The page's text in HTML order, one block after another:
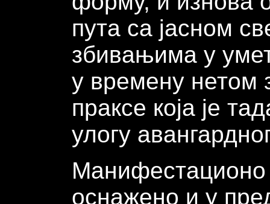
пута са јасном
збивањима у
у времену нетом
праксе која је
улогу
Манифестационо
оснажено и у